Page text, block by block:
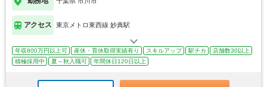
アクセス 東京メトロ東西線 妙典駅
年収800万円以上可 産休・育休取得実績有り スキルアップ 駅チカ
店舗数30以上
積極採用中
夏～秋入職可 年間休日120日以上